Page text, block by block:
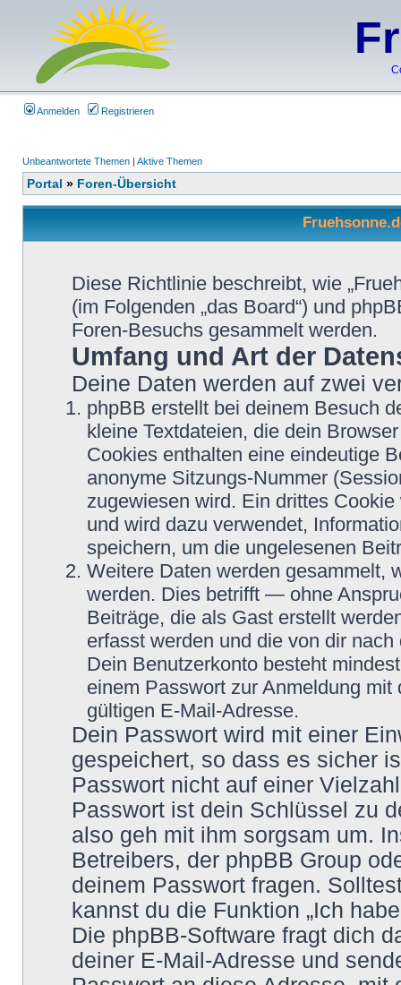
Anmelden Registrieren
Unbeantwortete Themen | Aktive Themen
Portal » Foren-Übersicht
Diese Richtlinie beschreibt, wie
(im Folgenden „das Board“) und
Foren-Besuchs gesammelt werden.
Umfang und Art der
Deine Daten werden auf zwei
phpBB erstellt bei deinem Besuch
kleine Textdateien, die dein
Cookies enthalten eine eindeutige
anonyme Sitzungs-Nummer
zugewiesen wird. Ein drittes
und wird dazu verwendet,
speichern, um die ungelesenen
Weitere Daten werden gesammelt,
werden. Dies betrifft — ohne
Beiträge, die als Gast erstellt
erfasst werden und die von dir
Dein Benutzerkonto besteht
einem Passwort zur Anmeldung
gültigen E-Mail-Adresse.
Dein Passwort wird mit einer
gespeichert, so dass es sicher
Passwort nicht auf einer
Passwort ist dein Schlüssel zu
also geh mit ihm sorgsam um.
Betreibers, der phpBB Group
deinem Passwort fragen.
kannst du die Funktion „Ich
Die phpBB-Software fragt dich
deiner E-Mail-Adresse und